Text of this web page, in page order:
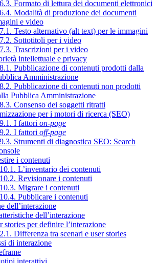
Formato di lettura dei documenti elettronici
Modalità di produzione dei documenti
e video
Testo alternativo (alt text) per le immagini
Sottotitoli per i video
Trascrizioni per i video
intellettuale e privacy
Pubblicazione di contenuti prodotti dalla
Amministrazione
Pubblicazione di contenuti non prodotti
Pubblica Amministrazione
Consenso dei soggetti ritratti
per i motori di ricerca (SEO)
I fattori on-page
I fattori off-page
Strumenti di diagnostica SEO: Search
i contenuti
L’inventario dei contenuti
Revisionare i contenuti
Migrare i contenuti
Pubblicare i contenuti
dell’interazione
dell’interazione
stories per definire l’interazione
Differenza tra scenari e user stories
di interazione
interattivi